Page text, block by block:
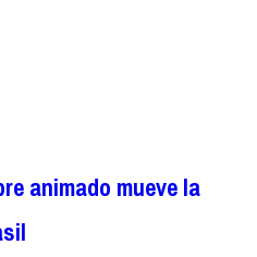
animado mueve la